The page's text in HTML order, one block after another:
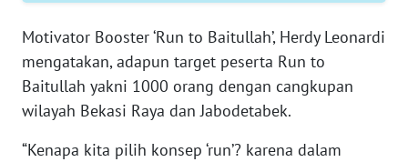
Motivator Booster ‘Run to Baitullah’, Herdy Leonardi
mengatakan, adapun target peserta Run to
Baitullah yakni 1000 orang dengan cangkupan
wilayah Bekasi Raya dan Jabodetabek.
“Kenapa kita pilih konsep ‘run’? karena dalam
WN
RIAU
WN